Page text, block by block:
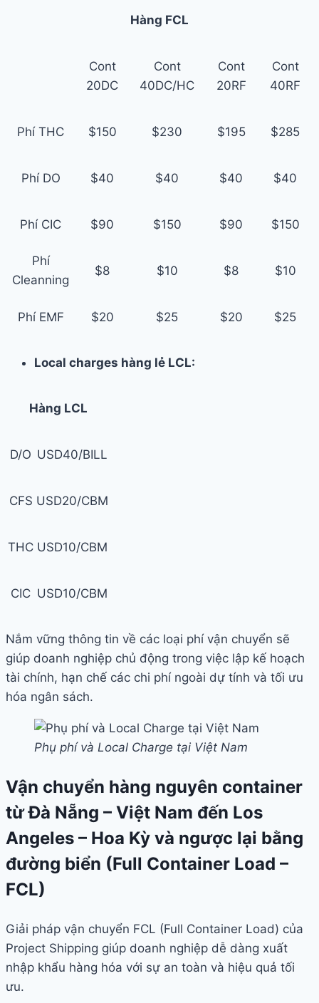
Hàng FCL
Cont
20DC
Cont
40DC/HC
Cont
20RF
Cont
40RF
Phí THC $150 $230 $195 $285
Phí DO $40 $40 $40 $40
Phí CIC $90 $150 $90 $150
Phí
Cleanning
$8 $10 $8 $10
Phí EMF $20 $25 $20 $25
Local charges hàng lẻ LCL:
Hàng LCL
D/O USD40/BILL
CFS USD20/CBM
THC USD10/CBM
CIC USD10/CBM
Nắm vững thông tin về các loại phí vận chuyển sẽ
giúp doanh nghiệp chủ động trong việc lập kế hoạch
tài chính, hạn chế các chi phí ngoài dự tính và tối ưu
hóa ngân sách.
Phụ phí và Local Charge tại Việt Nam
Vận chuyển hàng nguyên container
từ Đà Nẵng – Việt Nam đến Los
Angeles – Hoa Kỳ và ngược lại bằng
đường biển (Full Container Load –
FCL)
Giải pháp vận chuyển FCL (Full Container Load) của
Project Shipping giúp doanh nghiệp dễ dàng xuất
nhập khẩu hàng hóa với sự an toàn và hiệu quả tối
ưu.